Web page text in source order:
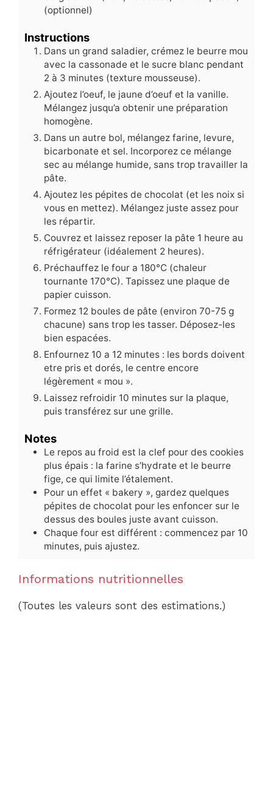
(optionnel)
Instructions
Dans un grand saladier, crémez le beurre mou
avec la cassonade et le sucre blanc pendant
2 à 3 minutes (texture mousseuse).
Ajoutez l’oeuf, le jaune d’oeuf et la vanille.
Mélangez jusqu’a obtenir une préparation
homogène.
Dans un autre bol, mélangez farine, levure,
bicarbonate et sel. Incorporez ce mélange
sec au mélange humide, sans trop travailler la
pâte.
Ajoutez les pépites de chocolat (et les noix si
vous en mettez). Mélangez juste assez pour
les répartir.
Couvrez et laissez reposer la pâte 1 heure au
réfrigérateur (idéalement 2 heures).
Préchauffez le four a 180°C (chaleur
tournante 170°C). Tapissez une plaque de
papier cuisson.
Formez 12 boules de pâte (environ 70-75 g
chacune) sans trop les tasser. Déposez-les
bien espacées.
Enfournez 10 a 12 minutes : les bords doivent
etre pris et dorés, le centre encore
légèrement « mou ».
Laissez refroidir 10 minutes sur la plaque,
puis transférez sur une grille.
Notes
Le repos au froid est la clef pour des cookies
plus épais : la farine s’hydrate et le beurre
fige, ce qui limite l’étalement.
Pour un effet « bakery », gardez quelques
pépites de chocolat pour les enfoncer sur le
dessus des boules juste avant cuisson.
Chaque four est différent : commencez par 10
minutes, puis ajustez.
Informations nutritionnelles
(Toutes les valeurs sont des estimations.)